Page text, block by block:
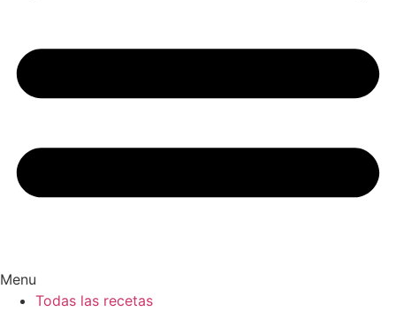
Menu
Todas las recetas